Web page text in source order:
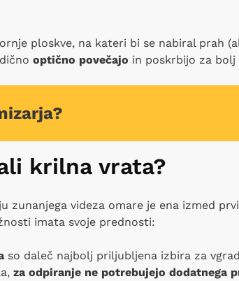
ploskve, na kateri bi se nabiral prah
optično povečajo in poskrbijo za bolj
krilna vrata?
zunanjega videza omare je ena izmed
imata svoje prednosti:
so daleč najbolj priljubljena izbira za
za odpiranje ne potrebujejo dodatnega